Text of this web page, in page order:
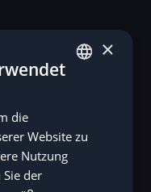
×
die
Website zu
Nutzung
der